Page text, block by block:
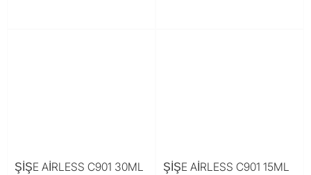
ŞİŞE AİRLESS C901 30ML
ŞİŞE AİRLESS C901 15ML